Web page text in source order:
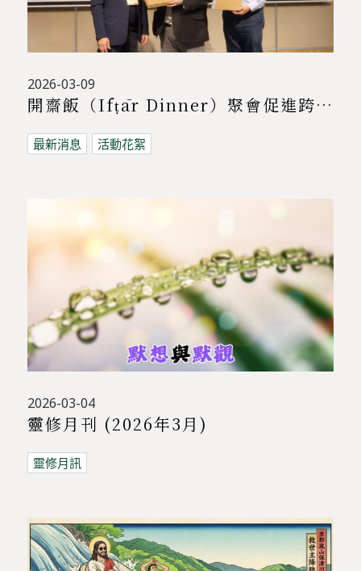
2026-03-09
開齋飯（Ifṭār Dinner）聚會促進跨宗教交流 | 基督教與穆斯林共聚對話
最新消息 活動花絮
2026-03-04
靈修月刊 (2026年3月)
靈修月訊